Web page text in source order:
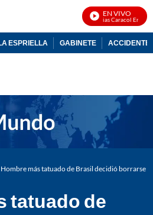
EN VIVO
Noticias Caracol En Vivo
ESPRIELLA GABINETE ACCIDENTE
Hombre más tatuado de Brasil decidió borrarse
tatuado de